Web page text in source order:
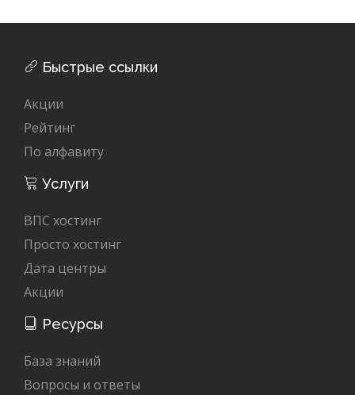
Быстрые ссылки
Акции
Рейтинг
По алфавиту
Услуги
ВПС хостинг
Просто хостинг
Дата центры
Акции
Ресурсы
База знаний
Вопросы и ответы